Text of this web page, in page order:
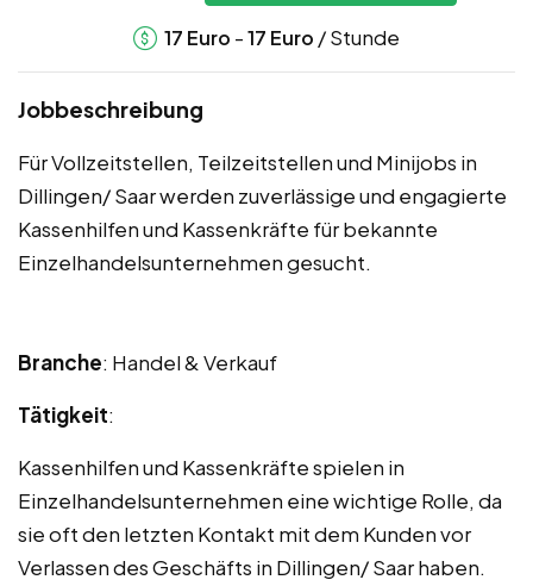
17 Euro -17 Euro / Stunde
Jobbeschreibung
Für Vollzeitstellen, Teilzeitstellen und Minijobs in
Dillingen/ Saar werden zuverlässige und engagierte
Kassenhilfen und Kassenkräfte für bekannte
Einzelhandelsunternehmen gesucht.
Branche: Handel & Verkauf
Tätigkeit:
Kassenhilfen und Kassenkräfte spielen in
Einzelhandelsunternehmen eine wichtige Rolle, da
sie oft den letzten Kontakt mit dem Kunden vor
Verlassen des Geschäfts in Dillingen/ Saar haben.